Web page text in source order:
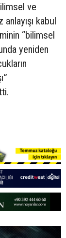
ve
kabul
“bilimsel
yeniden